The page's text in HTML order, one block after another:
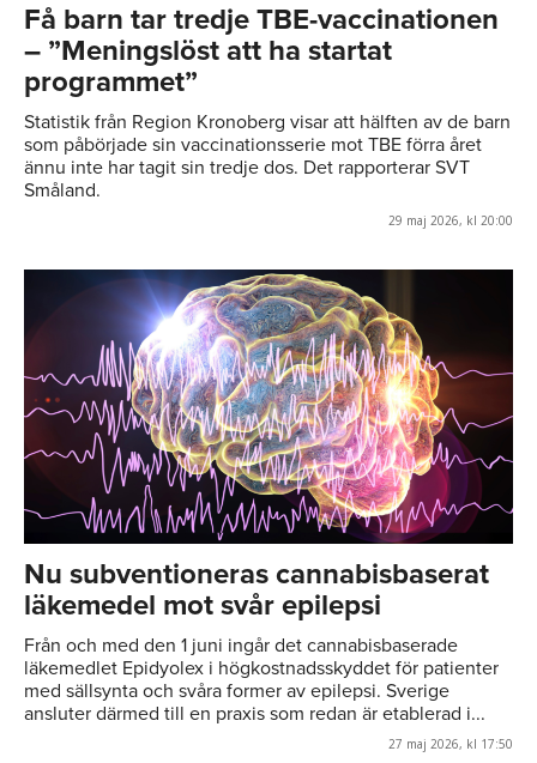
Få barn tar tredje TBE-vaccinationen
– ”Meningslöst att ha startat
programmet”
Statistik från Region Kronoberg visar att hälften av de barn
som påbörjade sin vaccinationsserie mot TBE förra året
ännu inte har tagit sin tredje dos. Det rapporterar SVT
Småland.
29 maj 2026, kl 20:00
Nu subventioneras cannabisbaserat
läkemedel mot svår epilepsi
Från och med den 1 juni ingår det cannabisbaserade
läkemedlet Epidyolex i högkostnadsskyddet för patienter
med sällsynta och svåra former av epilepsi. Sverige
ansluter därmed till en praxis som redan är etablerad i...
27 maj 2026, kl 17:50